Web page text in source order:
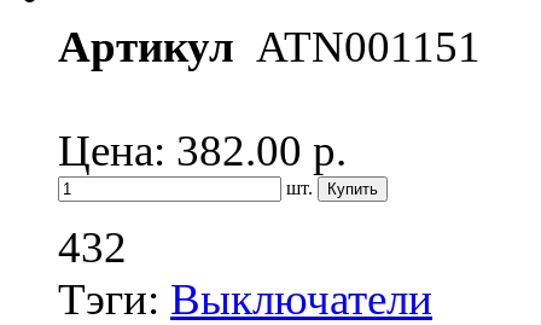
Артикул ATN001151
Цена: 382.00 р.
шт.
432
Тэги: Выключатели